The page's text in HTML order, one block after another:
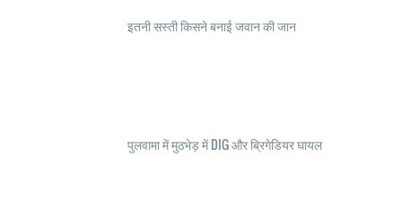
इतनी सस्ती किसने बनाई जवान की जान
पुलवामा में मुठभेड़ में DIG और ब्रिगेडियर घायल